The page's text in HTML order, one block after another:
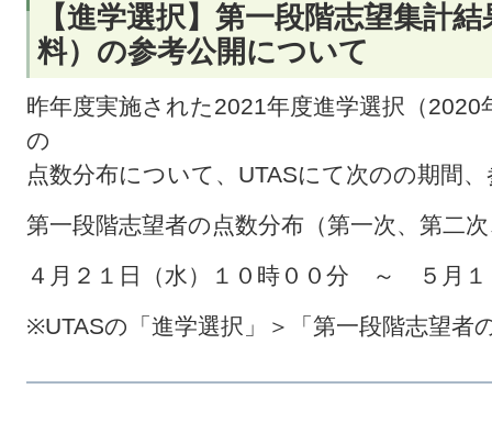
【進学選択】第一段階志望集計
料）の参考公開について
昨年度実施された2021年度進学選択（
の
点数分布について、UTASにて次のの期間
第一段階志望者の点数分布（第一次、第二
４月２１日（水）１０時００分 ～ ５月１
※UTASの「進学選択」＞「第一段階志望者